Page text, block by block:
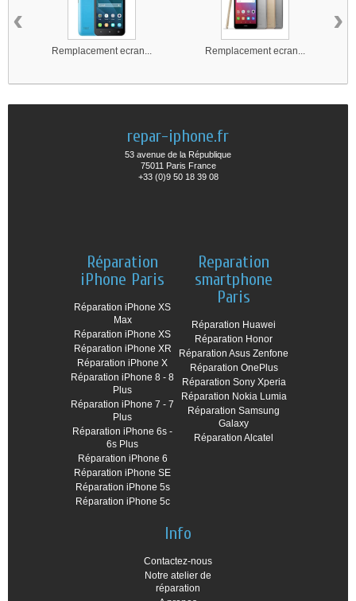
Remplacement ecran... Remplacement ecran...
‹ ›
repar-iphone.fr
53 avenue de la République
75011 Paris France
+33 (0)9 50 18 39 08
Réparation
iPhone Paris
Réparation iPhone XS
Max
Réparation iPhone XS
Réparation iPhone XR
Réparation iPhone X
Réparation iPhone 8 - 8
Plus
Réparation iPhone 7 - 7
Plus
Réparation iPhone 6s -
6s Plus
Réparation iPhone 6
Réparation iPhone SE
Réparation iPhone 5s
Réparation iPhone 5c
Reparation
smartphone
Paris
Réparation Huawei
Réparation Honor
Réparation Asus Zenfone
Réparation OnePlus
Réparation Sony Xperia
Réparation Nokia Lumia
Réparation Samsung
Galaxy
Réparation Alcatel
Info
Contactez-nous
Notre atelier de
réparation